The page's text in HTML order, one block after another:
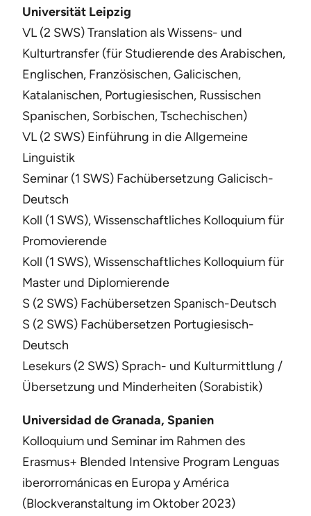
Universität Leipzig
VL (2 SWS) Translation als Wissens- und
Kulturtransfer (für Studierende des Arabischen,
Englischen, Französischen, Galicischen,
Katalanischen, Portugiesischen, Russischen
Spanischen, Sorbischen, Tschechischen)
VL (2 SWS) Einführung in die Allgemeine
Linguistik
Seminar (1 SWS) Fachübersetzung Galicisch-
Deutsch
Koll (1 SWS), Wissenschaftliches Kolloquium für
Promovierende
Koll (1 SWS), Wissenschaftliches Kolloquium für
Master und Diplomierende
S (2 SWS) Fachübersetzen Spanisch-Deutsch
S (2 SWS) Fachübersetzen Portugiesisch-
Deutsch
Lesekurs (2 SWS) Sprach- und Kulturmittlung /
Übersetzung und Minderheiten (Sorabistik)
Universidad de Granada, Spanien
Kolloquium und Seminar im Rahmen des
Erasmus+ Blended Intensive Program Lenguas
iberorrománicas en Europa y América
(Blockveranstaltung im Oktober 2023)